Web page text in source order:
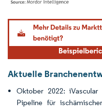
Bild © Mordor Intelligence.
Aktuelle
Oktober 2022: iVascular
Pipeline für